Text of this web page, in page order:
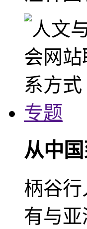
专题
从中
柄谷
有与